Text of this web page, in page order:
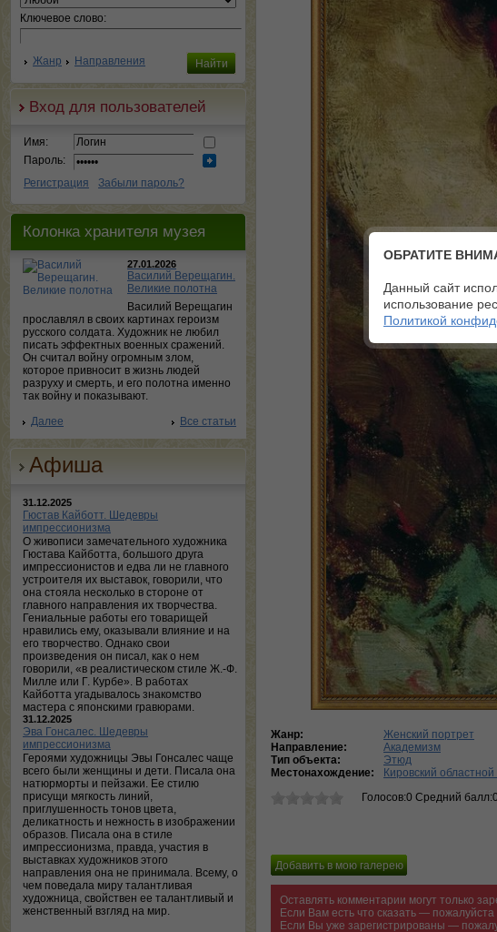
Ключевое слово:
Жанр Направления
Вход для пользователей
Имя:
Пароль:
Регистрация
Забыли пароль?
Колонка хранителя музея
27.01.2026
Василий Верещагин.
Великие полотна
Василий Верещагин
прославлял в своих картинах героизм
русского солдата. Художник не любил
писать эффектных военных сражений.
Он считал войну огромным злом,
которое привносит в жизнь людей
разруху и смерть, и его полотна именно
так войну и показывают.
Далее
Все статьи
Афиша
31.12.2025
Гюстав Кайботт. Шедевры
импрессионизма
О живописи замечательного художника
Гюстава Кайботта, большого друга
импрессионистов и едва ли не главного
устроителя их выставок, говорили, что
она стояла несколько в стороне от
главного направления их творчества.
Гениальные работы его товарищей
нравились ему, оказывали влияние и на
его творчество. Однако свои
произведения он писал, как о нем
говорили, «в реалистическом стиле Ж.-Ф.
Милле или Г. Курбе». В работах
Кайботта угадывалось знакомство
мастера с японскими гравюрами.
31.12.2025
Эва Гонсалес. Шедевры
импрессионизма
Героями художницы Эвы Гонсалес чаще
всего были женщины и дети. Писала она
натюрморты и пейзажи. Ее стилю
присущи мягкость линий,
приглушенность тонов цвета,
деликатность и нежность в изображении
образов. Писала она в стиле
импрессионизма, правда, участия в
выставках художников этого
направления она не принимала. Всему, о
чем поведала миру талантливая
художница, свойствен ее талантливый и
женственный взгляд на мир.
Жанр:
Женский портрет
Направление:
Академизм
Тип объекта:
Этюд
Местонахождение:
Кировский
Голосов:0 Средний балл:0
Оставлять комментарии могут только
Если Вам есть что сказать — пожалуйста
Если Вы уже зарегистрированы —
ОБРАТИТЕ
Данный сайт
использование
Политикой